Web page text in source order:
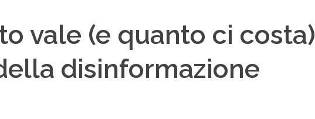
vale (e quanto ci costa)
disinformazione